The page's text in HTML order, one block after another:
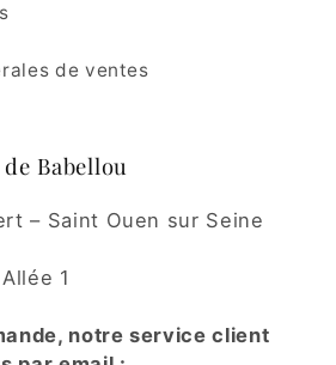
de ventes
Babellou
– Saint Ouen sur Seine
1
notre service client